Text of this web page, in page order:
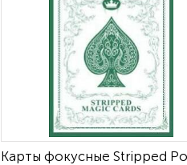
Карты фокусные Stripped